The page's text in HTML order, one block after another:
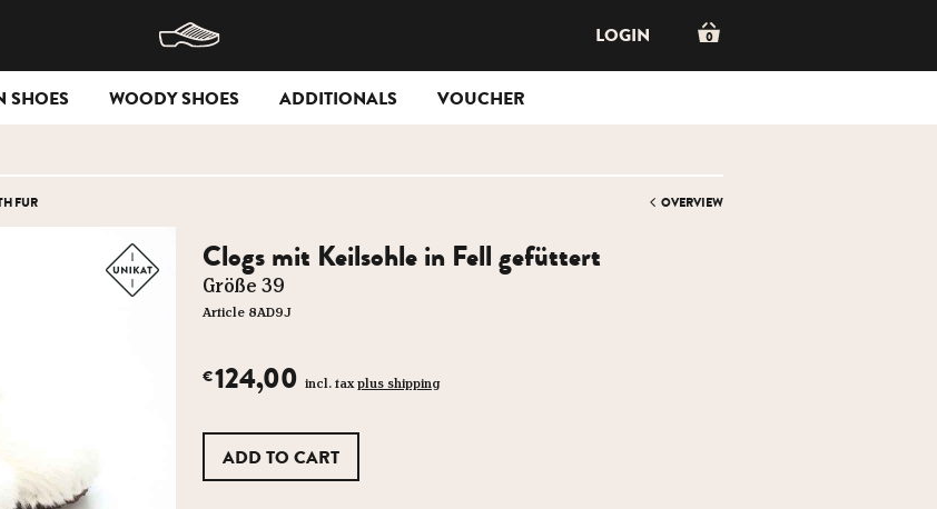
0
LOGIN
SHOES WOODY SHOES ADDITIONALS VOUCHER
FUR OVERVIEW
Clogs mit Keilsohle in Fell gefüttert
Größe 39
Article 8AD9J
€124,00 incl. taxplus shipping